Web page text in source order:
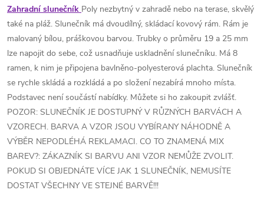
Zahradní slunečník Poly nezbytný v zahradě nebo na terase, skvělý
také na pláž. Slunečník má dvoudílný, skládací kovový rám. Rám je
malovaný bílou, práškovou barvou. Trubky o průměru 19 a 25 mm
lze napojit do sebe, což usnadňuje uskladnění slunečníku. Má 8
ramen, k nim je připojena bavlněno-polyesterová plachta. Slunečník
se rychle skládá a rozkládá a po složení nezabírá mnoho místa.
Podstavec není součástí nabídky. Můžete si ho zakoupit zvlášť.
POZOR: SLUNEČNÍK JE DOSTUPNÝ V RŮZNÝCH BARVÁCH A
VZORECH. BARVA A VZOR JSOU VYBÍRANY NÁHODNĚ A
VÝBĚR NEPODLÉHÁ REKLAMACI. CO TO ZNAMENÁ MIX
BAREV?: ZÁKAZNÍK SI BARVU ANI VZOR NEMŮŽE ZVOLIT.
POKUD SI OBJEDNÁTE VÍCE JAK 1 SLUNEČNÍK, NEMUSÍTE
DOSTAT VŠECHNY VE STEJNÉ BARVĚ!!!